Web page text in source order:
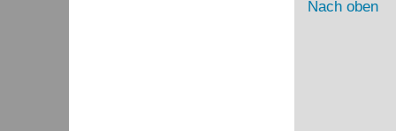
Nach oben